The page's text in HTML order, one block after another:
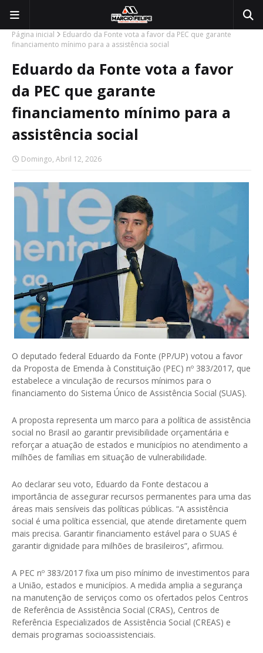
Página inicial
Eduardo da Fonte vota a favor da PEC que garante
financiamento mínimo para a assistência social
Eduardo da Fonte vota a favor
da PEC que garante
financiamento mínimo para a
assistência social
Domingo, Abril 12, 2026
O deputado federal Eduardo da Fonte (PP/UP) votou a favor
da Proposta de Emenda à Constituição (PEC) nº 383/2017, que
estabelece a vinculação de recursos mínimos para o
financiamento do Sistema Único de Assistência Social (SUAS).
A proposta representa um marco para a política de assistência
social no Brasil ao garantir previsibilidade orçamentária e
reforçar a atuação de estados e municípios no atendimento a
milhões de famílias em situação de vulnerabilidade.
Ao declarar seu voto, Eduardo da Fonte destacou a
importância de assegurar recursos permanentes para uma das
áreas mais sensíveis das políticas públicas. “A assistência
social é uma política essencial, que atende diretamente quem
mais precisa. Garantir financiamento estável para o SUAS é
garantir dignidade para milhões de brasileiros”, afirmou.
A PEC nº 383/2017 fixa um piso mínimo de investimentos para
a União, estados e municípios. A medida amplia a segurança
na manutenção de serviços como os ofertados pelos Centros
de Referência de Assistência Social (CRAS), Centros de
Referência Especializados de Assistência Social (CREAS) e
demais programas socioassistenciais.